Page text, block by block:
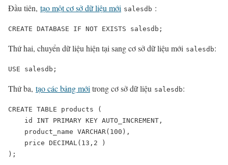
Đầu tiên, tạo một cơ sở dữ liệu mới salesdb :
CREATE DATABASE IF NOT EXISTS salesdb;
Thứ hai, chuyển dữ liệu hiện tại sang cơ sở dữ liệu mới salesdb:
USE salesdb;
Thứ ba, tạo các bảng mới trong cơ sở dữ liệu salesdb:
CREATE TABLE products (
    id INT PRIMARY KEY AUTO_INCREMENT,
    product_name VARCHAR(100),
    price DECIMAL(13,2 )
);